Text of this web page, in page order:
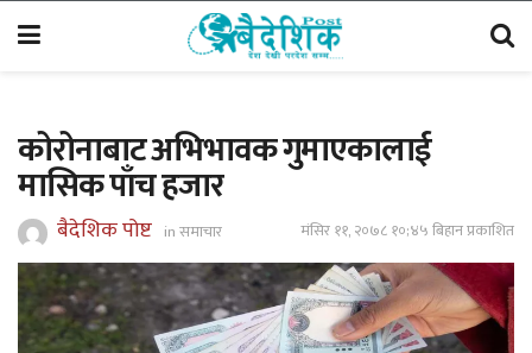
कोरोनाबाट अभिभावक गुमाएकालाई
मासिक पाँच हजार
बैदेशिक पोष्ट inसमाचार मंसिर ११, २०७८ १०;४५ बिहान प्रकाशित